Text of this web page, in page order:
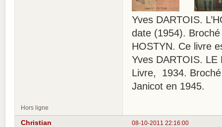
Yves DARTOIS.
date (1954).
HOSTYN. Ce livre
Yves DARTOIS. LE
Livre, 1934.
Janicot en 1945.
Hors ligne
08-10-2011 22:16:00
Christian